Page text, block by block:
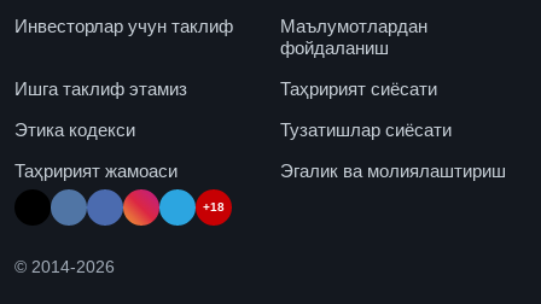
Инвесторлар учун таклиф
Маълумотлардан
фойдаланиш
Ишга таклиф этамиз
Таҳририят сиёсати
Этика кодекси
Тузатишлар сиёсати
Таҳририят жамоаси
Эгалик ва молиялаштириш
+18
© 2014-2026